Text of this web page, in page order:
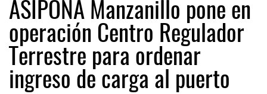
ASIPONA Manzanillo pone en
operación Centro Regulador
Terrestre para ordenar
ingreso de carga al puerto